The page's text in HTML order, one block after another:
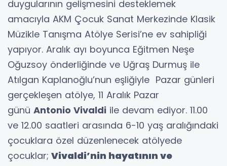
duygularının gelişmesini desteklemek
amacıyla AKM Çocuk Sanat Merkezinde Klasik
Müzikle Tanışma Atölye Serisi’ne ev sahipliği
yapıyor. Aralık ayı boyunca Eğitmen Neşe
Oğuzsoy önderliğinde ve Uğraş Durmuş ile
Atılgan Kaplanoğlu’nun eşliğiyle Pazar günleri
gerçekleşen atölye, 11 Aralık Pazar
günü Antonio Vivaldi ile devam ediyor. 11.00
ve 12.00 saatleri arasında 6-10 yaş aralığındaki
çocuklara özel düzenlenecek atölyede
çocuklar; Vivaldi’nin hayatının ve